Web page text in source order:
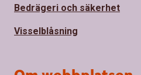
Bedrägeri och säkerhet
Visselblåsning